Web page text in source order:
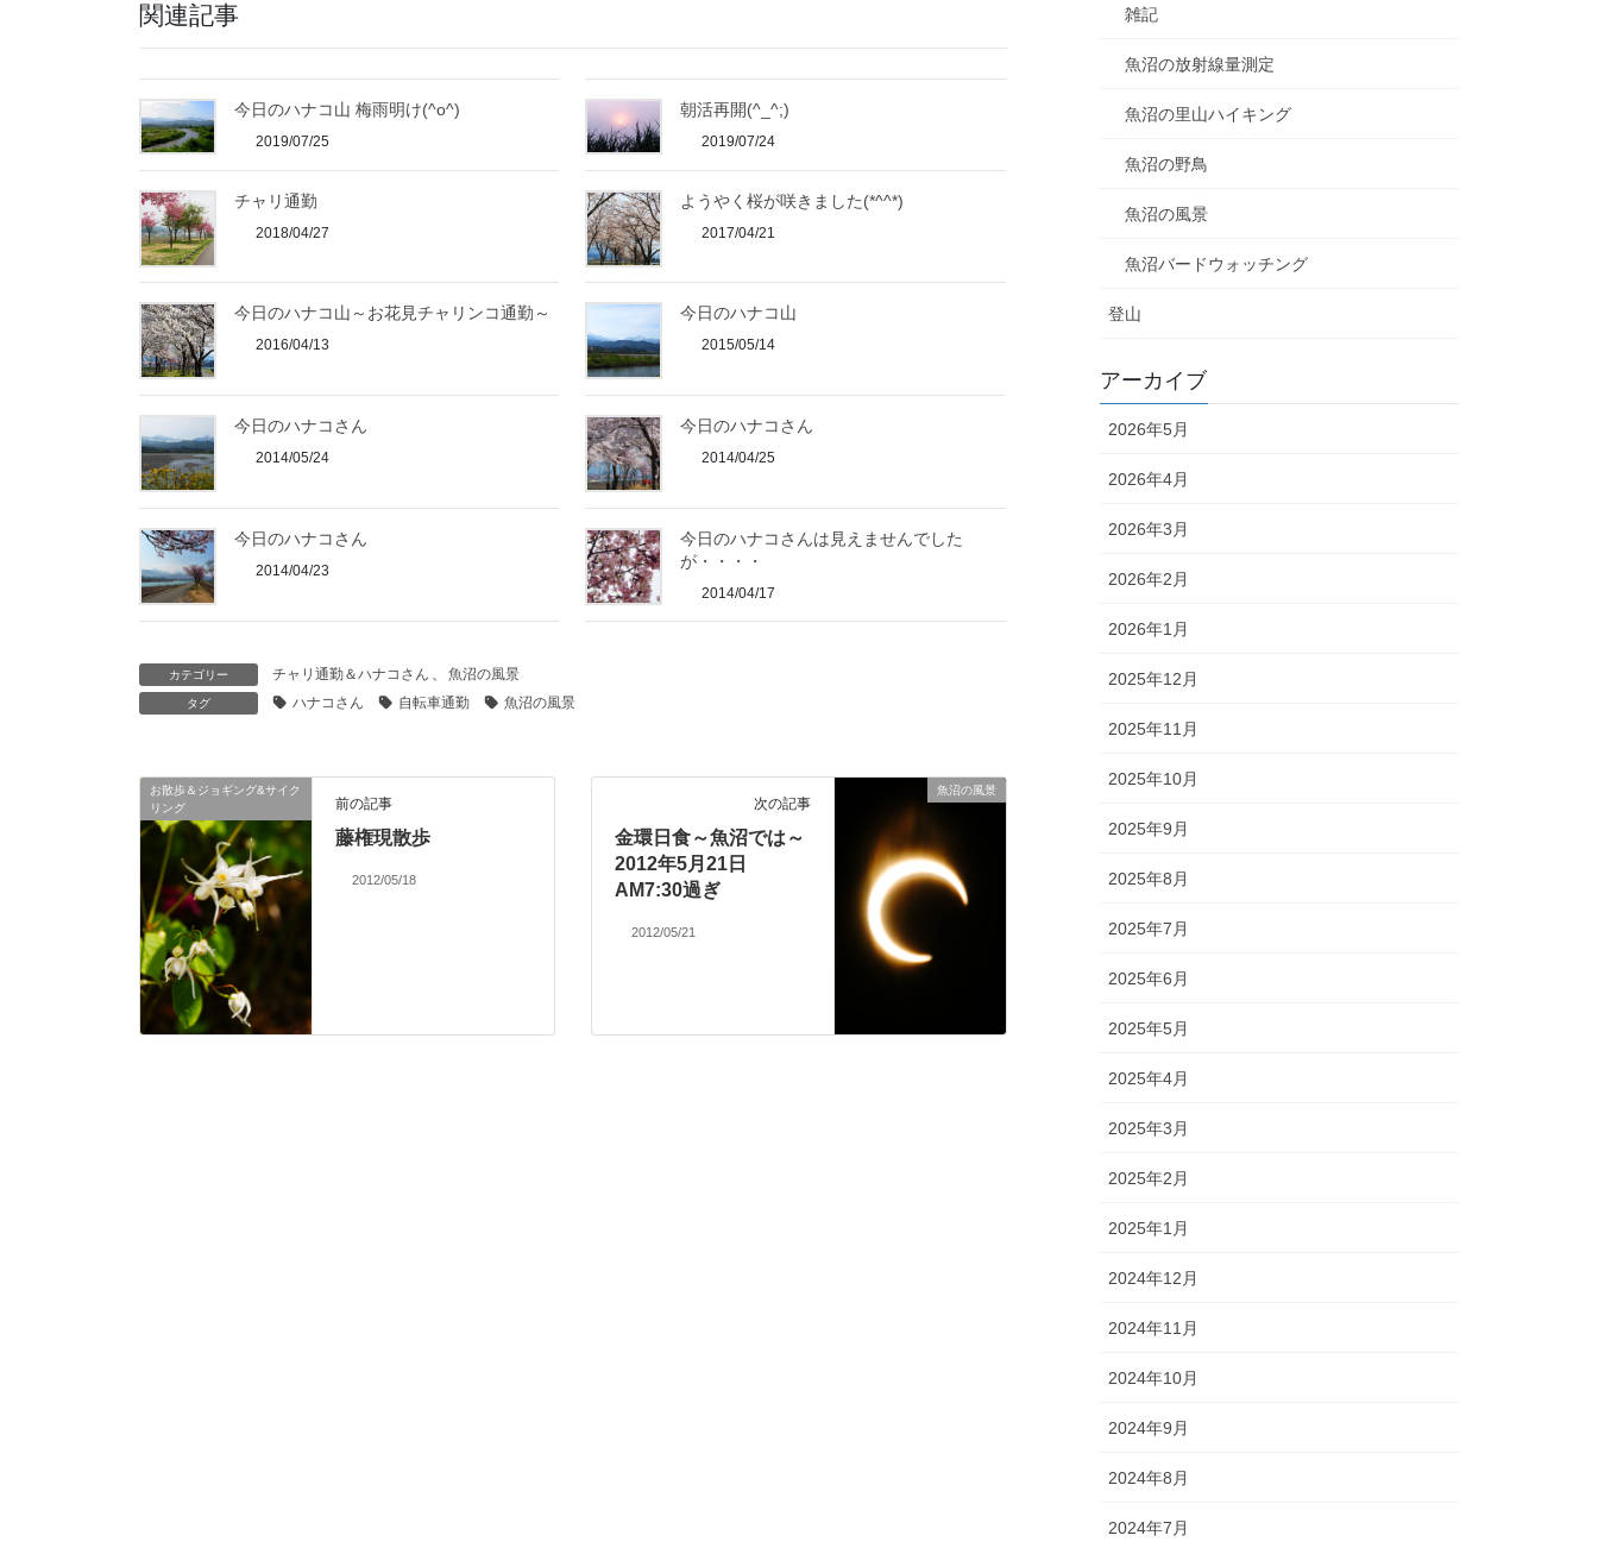
関連記事
今日のハナコ山 梅雨明け(^o^)
2019/07/25
朝活再開(^_^;)
2019/07/24
チャリ通勤
2018/04/27
ようやく桜が咲きました(*^^*)
2017/04/21
今日のハナコ山～お花見チャリンコ通勤～
2016/04/13
今日のハナコ山
2015/05/14
今日のハナコさん
2014/05/24
今日のハナコさん
2014/04/25
今日のハナコさん
2014/04/23
今日のハナコさんは見えませんでした
が・・・・
2014/04/17
カテゴリー チャリ通勤＆ハナコさん 、 魚沼の風景
タグ ハナコさん 自転車通勤 魚沼の風景
お散歩＆ジョギング&サイク
リング
前の記事
藤権現散歩
2012/05/18
魚沼の風景
次の記事
金環日食～魚沼では～
2012年5月21日
AM7:30過ぎ
2012/05/21
雑記
魚沼の放射線量測定
魚沼の里山ハイキング
魚沼の野鳥
魚沼の風景
魚沼バードウォッチング
登山
アーカイブ
2026年5月
2026年4月
2026年3月
2026年2月
2026年1月
2025年12月
2025年11月
2025年10月
2025年9月
2025年8月
2025年7月
2025年6月
2025年5月
2025年4月
2025年3月
2025年2月
2025年1月
2024年12月
2024年11月
2024年10月
2024年9月
2024年8月
2024年7月